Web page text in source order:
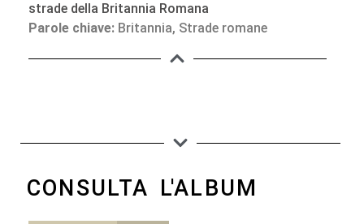
strade della Britannia Romana
Parole chiave: Britannia, Strade romane
CONSULTA L'ALBUM